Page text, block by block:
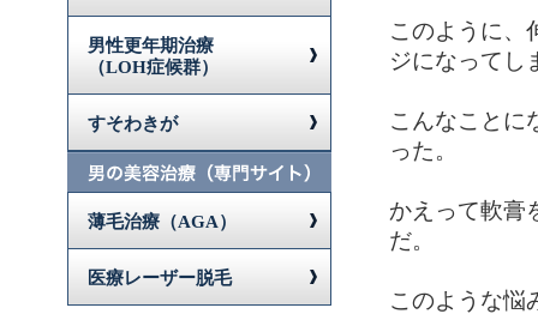
男性更年期治療
（LOH症候群）
すそわきが
薄毛治療（AGA）
医療レーザー脱毛
このように、
ジになってし
こんなことに
った。
かえって軟膏
だ。
このような悩